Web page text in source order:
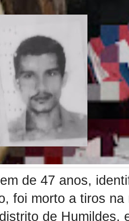
de 47 anos,
foi morto a tiros
de Humildes,